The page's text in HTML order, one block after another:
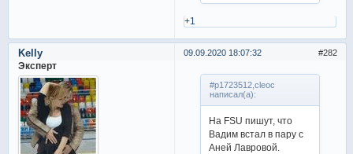
+1
282
09.09.2020 18:07:32
Kelly
Эксперт
#p1723512,cleoc
написал(а):
На FSU пишут, что
Вадим встал в пару с
Аней Лавровой.